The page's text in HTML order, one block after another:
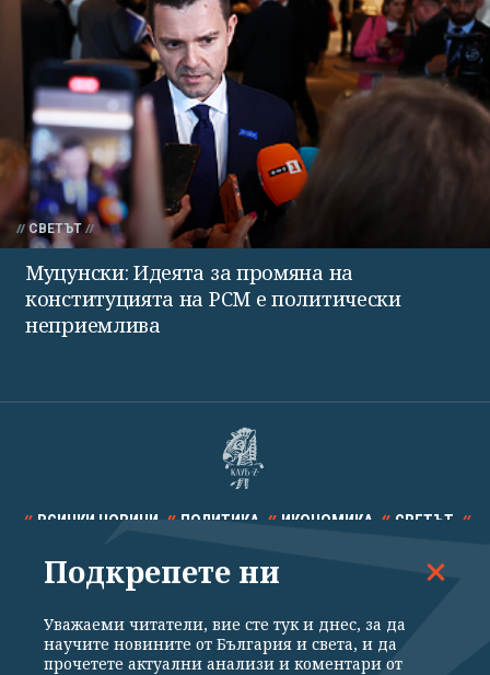
СВЕТЪТ
Муцунски: Идеята за промяна на
конституцията на РСМ е политически
неприемлива
ВСИЧКИ НОВИНИ ПОЛИТИКА ИКОНОМИКА СВЕТЪТ
СПОРТ КУЛТУРА ТЕХНОЛОГИИ КАЛЕЙДОСКОП
Подкрепете ни
Уважаеми читатели, вие сте тук и днес, за да
научите новините от България и света, и да
прочетете актуални анализи и коментари от